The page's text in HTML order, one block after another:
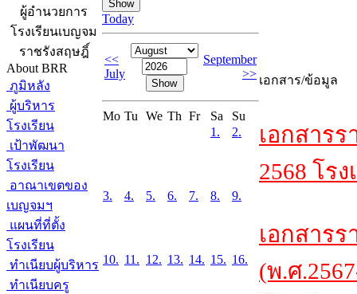
ผู้อำนวยการ
โรงเรียนเบญจม
ราชรังสฤษฎิ์
About BRR
ภูมิหลัง
ผู้บริหาร
โรงเรียน
เป้าพัฒนา
โรงเรียน
อาณาเขตของ
เบญจมฯ
แผนที่ที่ตั้ง
โรงเรียน
ทำเนียบผู้บริหาร
ทำเนียบครู
Today
<<
July
September
>>
Mo Tu We Th Fr Sa
Su
1.
2.
3. 4. 5. 6. 7. 8. 9.
10. 11. 12. 13. 14. 15. 16.
เอกสาร/ข้อมูล
เอกสาร
2568 โร
เอกสาร
(พ.ศ